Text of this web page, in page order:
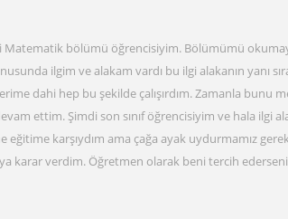
Matematik bölümü öğrencisiyim. Bölümümü
ilgim ve alakam vardı bu ilgi alakanın yanı
dahi hep bu şekilde çalışırdım. Zamanla bunu
ettim. Şimdi son sınıf öğrencisiyim ve hala ilgi
eğitime karşıydım ama çağa ayak uydurmamız
karar verdim. Öğretmen olarak beni tercih